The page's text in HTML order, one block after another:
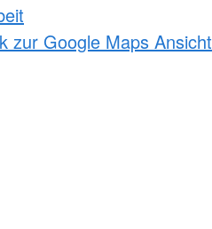
zur Google Maps Ansicht